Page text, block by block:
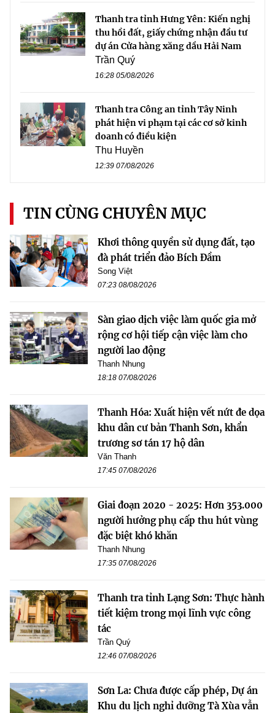
Thanh tra tỉnh Hưng Yên: Kiến nghị
thu hồi đất, giấy chứng nhận đầu tư
dự án Cửa hàng xăng dầu Hải Nam
Trần Quý
16:28 05/08/2026
Thanh tra Công an tỉnh Tây Ninh
phát hiện vi phạm tại các cơ sở kinh
doanh có điều kiện
Thu Huyền
12:39 07/08/2026
TIN CÙNG CHUYÊN MỤC
Khơi thông quyền sử dụng đất, tạo
đà phát triển đảo Bích Đầm
Song Việt
07:23 08/08/2026
Sàn giao dịch việc làm quốc gia mở
rộng cơ hội tiếp cận việc làm cho
người lao động
Thanh Nhung
18:18 07/08/2026
Thanh Hóa: Xuất hiện vết nứt đe dọa
khu dân cư bản Thanh Sơn, khẩn
trương sơ tán 17 hộ dân
Văn Thanh
17:45 07/08/2026
Giai đoạn 2020 - 2025: Hơn 353.000
người hưởng phụ cấp thu hút vùng
đặc biệt khó khăn
Thanh Nhung
17:35 07/08/2026
Thanh tra tỉnh Lạng Sơn: Thực hành
tiết kiệm trong mọi lĩnh vực công
tác
Trần Quý
12:46 07/08/2026
Sơn La: Chưa được cấp phép, Dự án
Khu du lịch nghỉ dưỡng Tà Xùa vẫn